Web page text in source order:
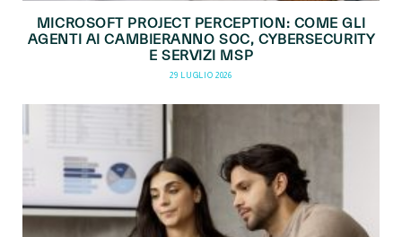
MICROSOFT PROJECT PERCEPTION: COME GLI
AGENTI AI CAMBIERANNO SOC, CYBERSECURITY
E SERVIZI MSP
29 LUGLIO 2026